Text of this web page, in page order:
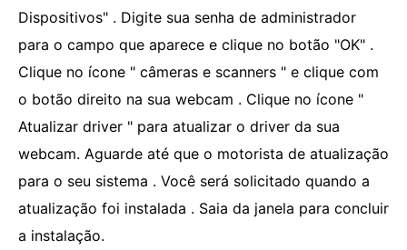
Dispositivos" . Digite sua senha de administrador
para o campo que aparece e clique no botão "OK" .
Clique no ícone " câmeras e scanners " e clique com
o botão direito na sua webcam . Clique no ícone "
Atualizar driver " para atualizar o driver da sua
webcam. Aguarde até que o motorista de atualização
para o seu sistema . Você será solicitado quando a
atualização foi instalada . Saia da janela para concluir
a instalação.